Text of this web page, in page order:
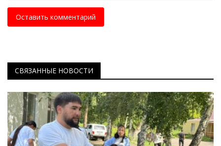
Оставить комментарий
СВЯЗАННЫЕ НОВОСТИ